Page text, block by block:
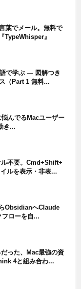
葉でメール。無料で
TypeWhisper』
で学ぶ — 図解つき
（Part 1 無料...
んでるMacユーザー
き...
ル不要。Cmd+Shift+
ルを表示・非表...
ObsidianへClaude
ローを自...
った、Mac最強の資
4と組み合わ...